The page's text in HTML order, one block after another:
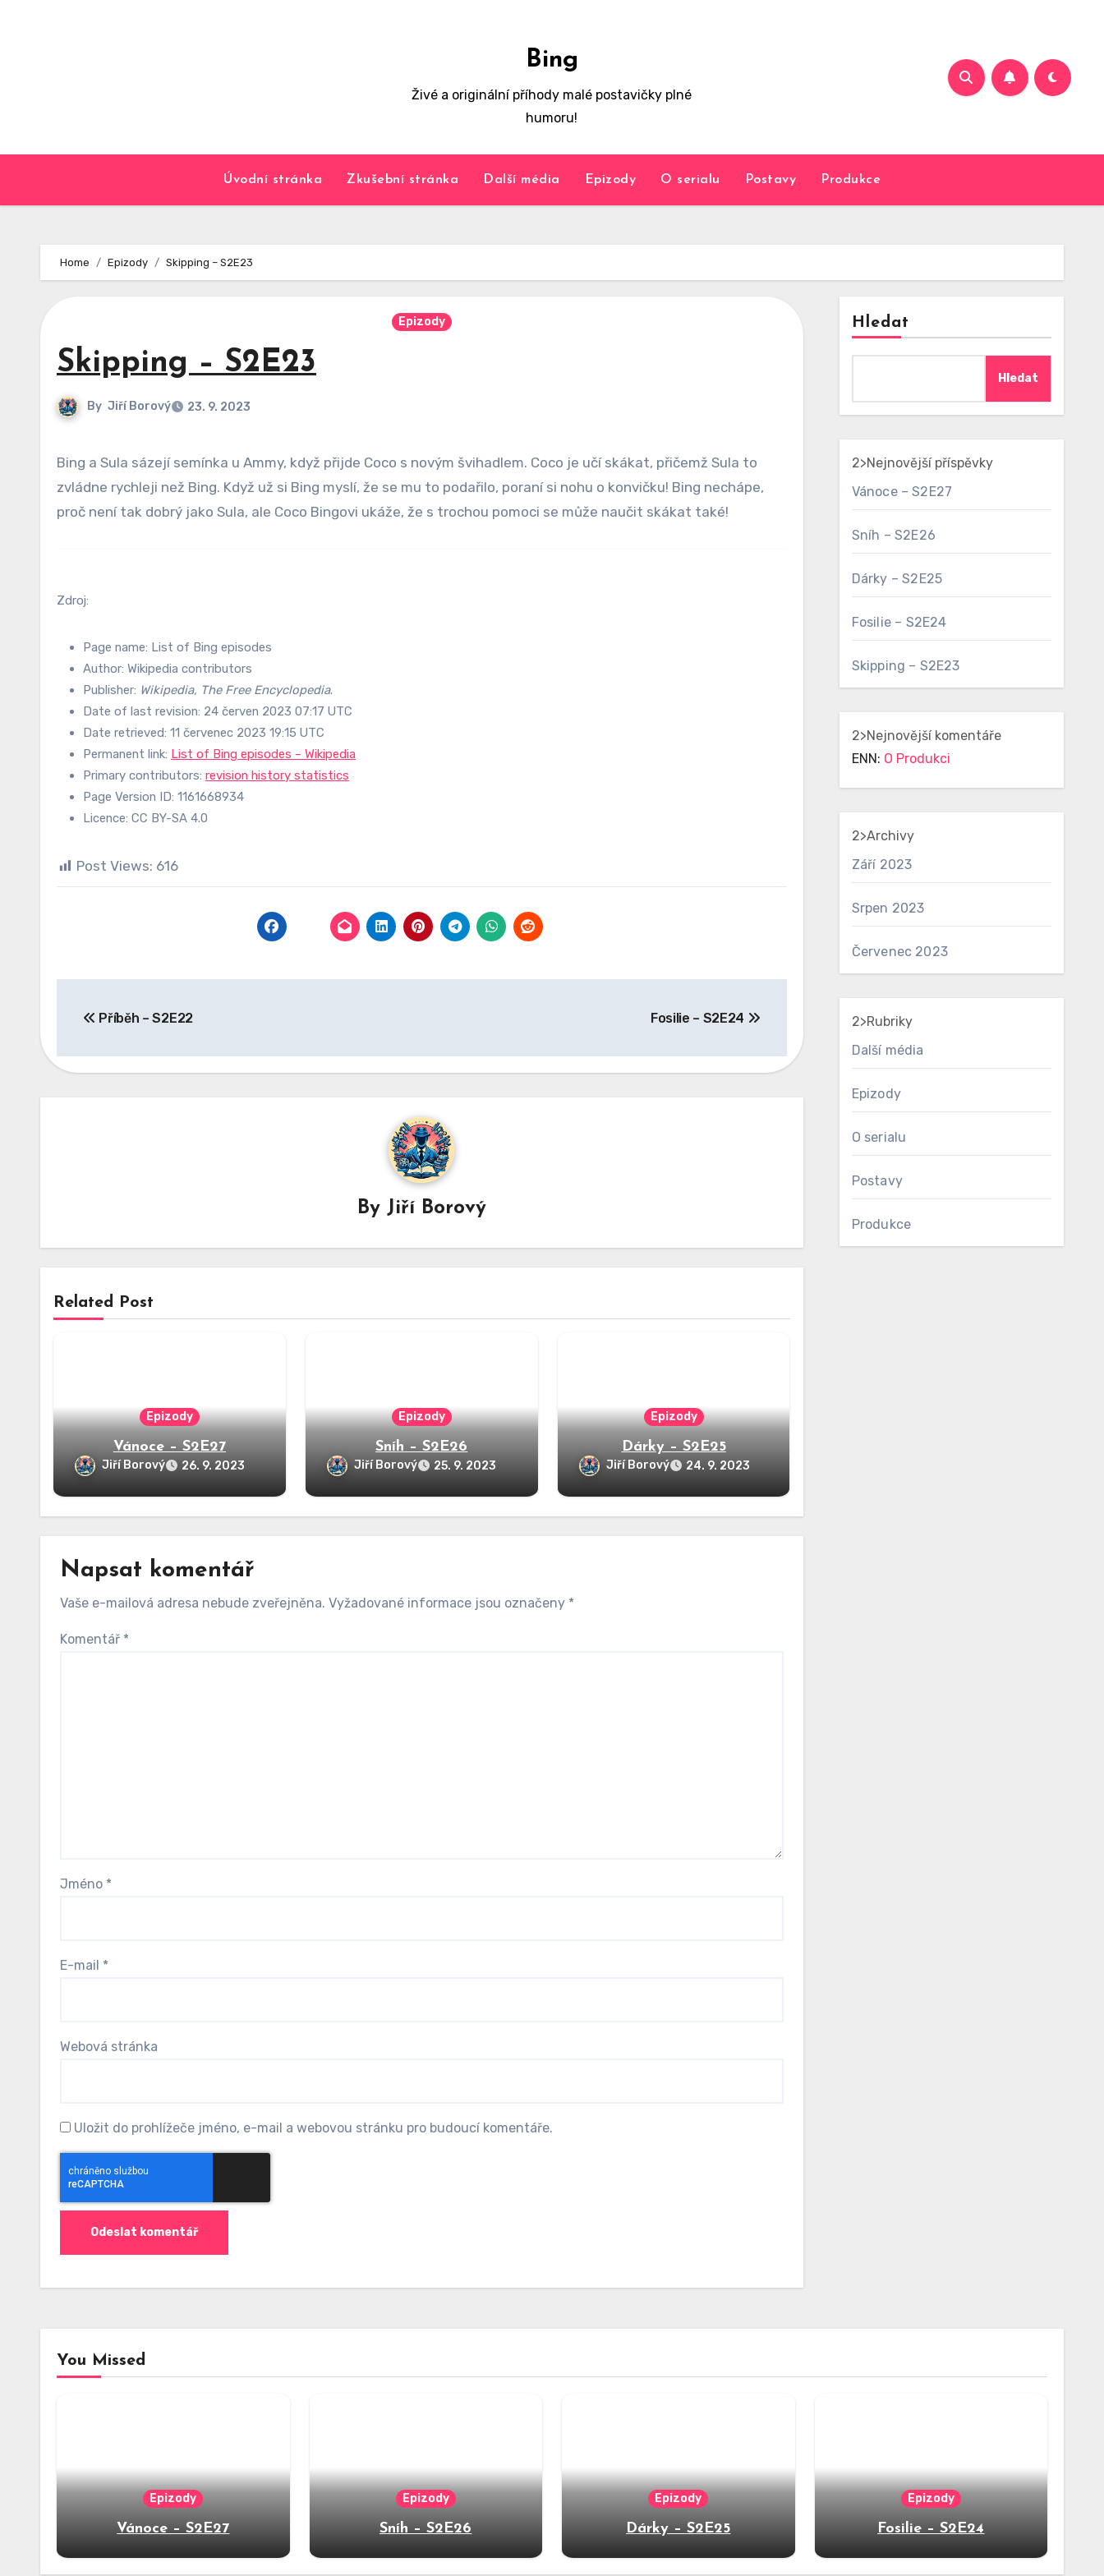
Bing
Živé a originální příhody malé postavičky plné
humoru!
Úvodní stránka Zkušební stránka Další média Epizody O serialu Postavy Produkce
Home Epizody Skipping – S2E23
Epizody
Skipping – S2E23
By Jiří Borový 23. 9. 2023
Bing a Sula sázejí semínka u Ammy, když přijde Coco s novým švihadlem. Coco je učí skákat, přičemž Sula to
zvládne rychleji než Bing. Když už si Bing myslí, že se mu to podařilo, poraní si nohu o konvičku! Bing nechápe,
proč není tak dobrý jako Sula, ale Coco Bingovi ukáže, že s trochou pomoci se může naučit skákat také!
Zdroj:
Page name: List of Bing episodes
Author: Wikipedia contributors
Publisher: Wikipedia, The Free Encyclopedia.
Date of last revision: 24 červen 2023 07:17 UTC
Date retrieved: 11 červenec 2023 19:15 UTC
Permanent link: List of Bing episodes – Wikipedia
Primary contributors: revision history statistics
Page Version ID: 1161668934
Licence: CC BY-SA 4.0
Post Views: 616
pro
příspěvek
Příběh – S2E22 Fosilie – S2E24
By Jiří Borový
Related Post
Epizody
Vánoce – S2E27
Jiří Borový 26. 9. 2023
Epizody
Sníh – S2E26
Jiří Borový 25. 9. 2023
Epizody
Dárky – S2E25
Jiří Borový 24. 9. 2023
Napsat komentář
Vaše e-mailová adresa nebude zveřejněna. Vyžadované informace jsou označeny *
Komentář *
Jméno *
E-mail *
Webová stránka
Uložit do prohlížeče jméno, e-mail a webovou stránku pro budoucí komentáře.
Hledat
Hledat
2>Nejnovější příspěvky
Vánoce – S2E27
Sníh – S2E26
Dárky – S2E25
Fosilie – S2E24
Skipping – S2E23
2>Nejnovější komentáře
ENN: O Produkci
2>Archivy
Září 2023
Srpen 2023
Červenec 2023
2>Rubriky
Další média
Epizody
O serialu
Postavy
Produkce
You Missed
Epizody
Vánoce – S2E27
Epizody
Sníh – S2E26
Epizody
Dárky – S2E25
Epizody
Fosilie – S2E24